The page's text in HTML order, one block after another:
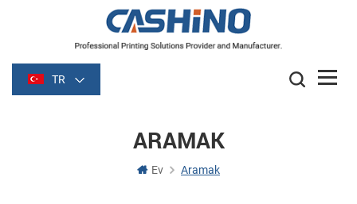
TR
ARAMAK
Ev Aramak